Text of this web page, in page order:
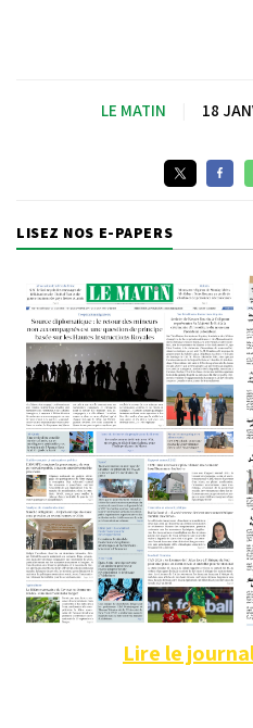
LE MATIN 18
LISEZ NOS E-PAPERS
Lire le